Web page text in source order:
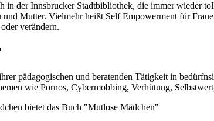
in der Innsbrucker Stadtbibliothek, die immer wieder
Mutter. Vielmehr heißt Self Empowerment für
verändern.
pädagogischen und beratenden Tätigkeit in
wie Pornos, Cybermobbing, Verhütung,